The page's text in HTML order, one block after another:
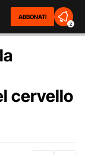
ABBONATI
2
cervello